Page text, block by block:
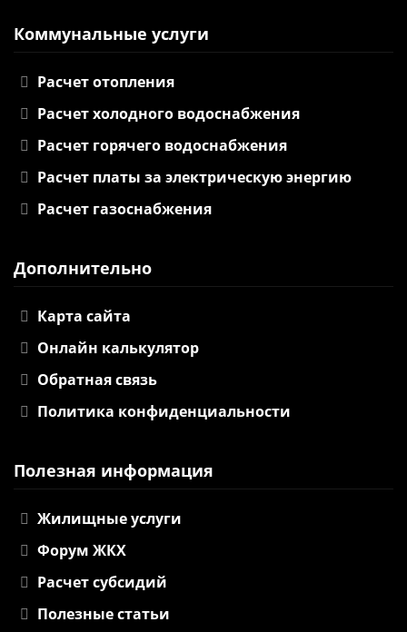
Коммунальные услуги
Расчет отопления
Расчет холодного водоснабжения
Расчет горячего водоснабжения
Расчет платы за электрическую энергию
Расчет газоснабжения
Дополнительно
Карта сайта
Онлайн калькулятор
Обратная связь
Политика конфиденциальности
Полезная информация
Жилищные услуги
Форум ЖКХ
Расчет субсидий
Полезные статьи